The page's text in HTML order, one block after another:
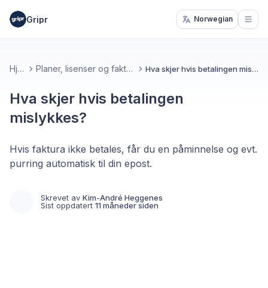
Gripr Norwegian
Hjem Planer, lisenser og fakturering Hva skjer hvis betalingen mislykkes?
Hva skjer hvis betalingen
mislykkes?
Hvis faktura ikke betales, får du en påminnelse og evt.
purring automatisk til din epost.
Skrevet av Kim-André Heggenes
Sist oppdatert 11 måneder siden